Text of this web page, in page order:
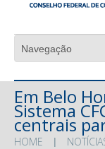
Em Belo
Sistema
centrais
HOME